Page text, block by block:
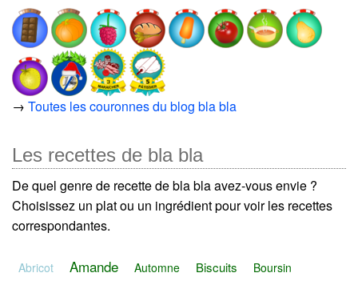
→ Toutes les couronnes du blog bla bla
Les recettes de bla bla
De quel genre de recette de bla bla avez-vous envie ?
Choisissez un plat ou un ingrédient pour voir les recettes
correspondantes.
Abricot Amande Automne Biscuits Boursin